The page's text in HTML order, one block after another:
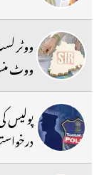
ووٹ